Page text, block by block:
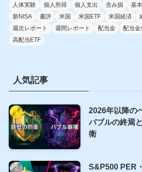
人体実験
個人所得 個人支出 含み損 基本
新NISA
書評 米国 米国ETF 米国経済
週次レポート
週間レポート 配当金 配当金
高配当ETF
人気記事
2026年以降の
バブルの終焉
衛
S&P500 PER